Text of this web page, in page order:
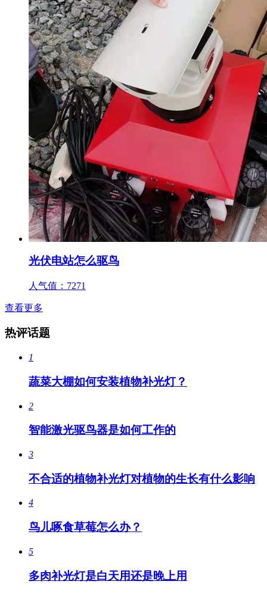
光伏电站怎么驱鸟
人气值： 7271
查看更多
热评话题
1
蔬菜大棚如何安装植物补光灯？
2
智能激光驱鸟器是如何工作的
3
不合适的植物补光灯对植物的生长有什么影响
4
鸟儿啄食草莓怎么办？
5
多肉补光灯是白天用还是晚上用